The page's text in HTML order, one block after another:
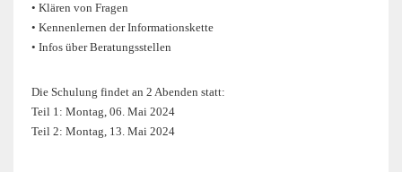
• Klären von Fragen
• Kennenlernen der Informationskette
• Infos über Beratungsstellen
Die Schulung findet an 2 Abenden statt:
Teil 1: Montag, 06. Mai 2024
Teil 2: Montag, 13. Mai 2024